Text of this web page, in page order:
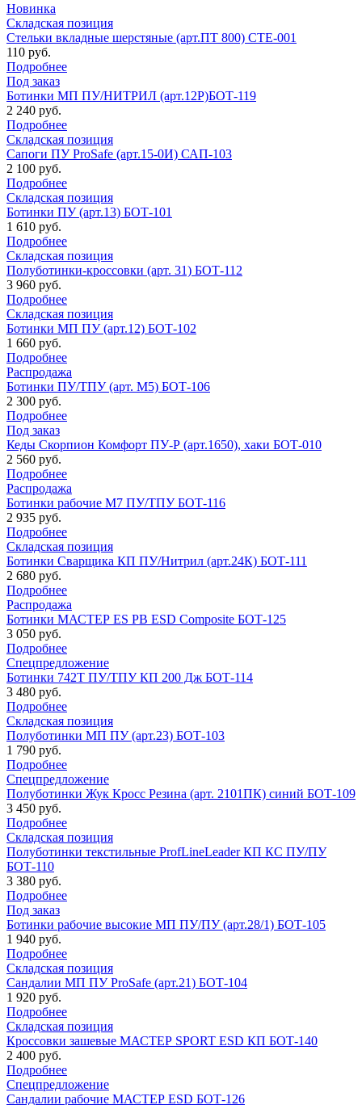
Новинка
Складская позиция
Стельки вкладные шерстяные (арт.ПТ 800) СТЕ-001
110 руб.
Подробнее
Под заказ
Ботинки МП ПУ/НИТРИЛ (арт.12Р)БОТ-119
2 240 руб.
Подробнее
Складская позиция
Сапоги ПУ ProSafe (арт.15-0И) САП-103
2 100 руб.
Подробнее
Складская позиция
Ботинки ПУ (арт.13) БОТ-101
1 610 руб.
Подробнее
Складская позиция
Полуботинки-кроссовки (арт. 31) БОТ-112
3 960 руб.
Подробнее
Складская позиция
Ботинки МП ПУ (арт.12) БОТ-102
1 660 руб.
Подробнее
Распродажа
Ботинки ПУ/ТПУ (арт. М5) БОТ-106
2 300 руб.
Подробнее
Под заказ
Кеды Скорпион Комфорт ПУ-Р (арт.1650), хаки БОТ-010
2 560 руб.
Подробнее
Распродажа
Ботинки рабочие М7 ПУ/ТПУ БОТ-116
2 935 руб.
Подробнее
Складская позиция
Ботинки Сварщика КП ПУ/Нитрил (арт.24К) БОТ-111
2 680 руб.
Подробнее
Распродажа
Ботинки МАСТЕР ES PB ESD Composite БОТ-125
3 050 руб.
Подробнее
Спецпредложение
Ботинки 742Т ПУ/ТПУ КП 200 Дж БОТ-114
3 480 руб.
Подробнее
Складская позиция
Полуботинки МП ПУ (арт.23) БОТ-103
1 790 руб.
Подробнее
Спецпредложение
Полуботинки Жук Кросс Резина (арт. 2101ПК) синий БОТ-109
3 450 руб.
Подробнее
Складская позиция
Полуботинки текстильные ProfLineLeader КП КС ПУ/ПУ
БОТ-110
3 380 руб.
Подробнее
Под заказ
Ботинки рабочие высокие МП ПУ/ПУ (арт.28/1) БОТ-105
1 940 руб.
Подробнее
Складская позиция
Сандалии МП ПУ ProSafe (арт.21) БОТ-104
1 920 руб.
Подробнее
Складская позиция
Кроссовки зашевые МАСТЕР SPORT ESD КП БОТ-140
2 400 руб.
Подробнее
Спецпредложение
Сандалии рабочие МАСТЕР ESD БОТ-126